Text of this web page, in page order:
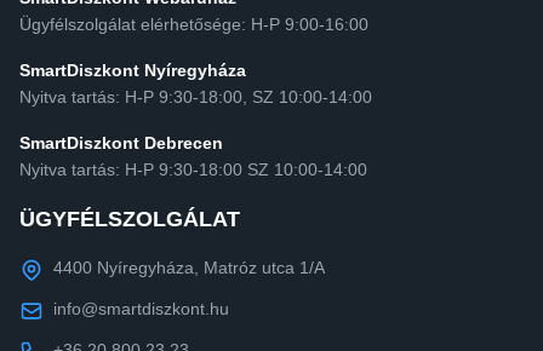
Ügyfélszolgálat elérhetősége: H-P 9:00-16:00
SmartDiszkont Nyíregyháza
Nyitva tartás: H-P 9:30-18:00, SZ 10:00-14:00
SmartDiszkont Debrecen
Nyitva tartás: H-P 9:30-18:00 SZ 10:00-14:00
ÜGYFÉLSZOLGÁLAT
4400 Nyíregyháza, Matróz utca 1/A
info@smartdiszkont.hu